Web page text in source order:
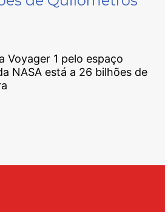
Voyager 1 pelo espaço
NASA está a 26 bilhões de